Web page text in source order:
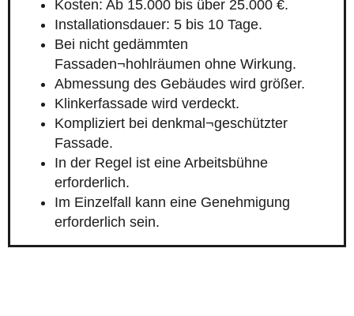
Kosten: Ab 15.000 bis über 25.000 €.
Installationsdauer: 5 bis 10 Tage.
Bei nicht gedämmten
Fassaden¬hohlräumen ohne Wirkung.
Abmessung des Gebäudes wird größer.
Klinkerfassade wird verdeckt.
Kompliziert bei denkmal¬geschützter
Fassade.
In der Regel ist eine Arbeitsbühne
erforderlich.
Im Einzelfall kann eine Genehmigung
erforderlich sein.